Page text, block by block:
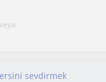
sevdirmek